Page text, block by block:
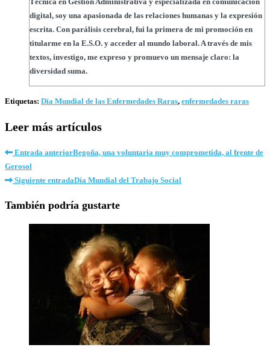
digital, soy una apasionada de las relaciones humanas y la expresión
escrita. Con parálisis cerebral, fui la primera de mi promoción en
titularme en la E.S.O. y acceder al mundo laboral. A través de mis
textos, investigo, me expreso y promuevo un mensaje claro: la
diversidad suma.
Etiquetas: Día Mundial de las Enfermedades Raras, enfermedades raras
Leer más artículos
Entrada anteriorBegoña, una voluntaria muy comprometida, al frente de
Gerosol
Siguiente entradaDía Mundial del Trabajo Social
También podría gustarte